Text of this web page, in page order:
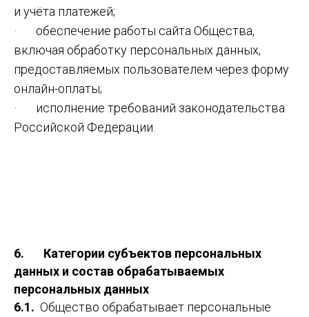
и учёта платежей;
· обеспечение работы сайта Общества,
включая обработку персональных данных,
предоставляемых пользователем через форму
онлайн-оплаты;
· исполнение требований законодательства
Российской Федерации.
6. Категории субъектов персональных
данных и состав обрабатываемых
персональных данных
6.1. Общество обрабатывает персональные